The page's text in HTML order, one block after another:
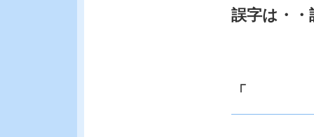
誤字は・
「